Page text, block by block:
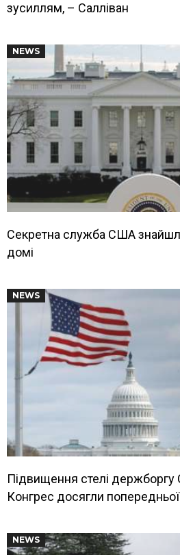
зусиллям, – Салліван
NEWS
Секретна служба США
домі
NEWS
Підвищення стелі держборгу
Конгрес досягли
NEWS